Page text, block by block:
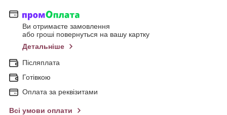
Ви отримаєте замовлення
або гроші повернуться на вашу картку
Детальніше
Післяплата
Готівкою
Оплата за реквізитами
Всі умови оплати